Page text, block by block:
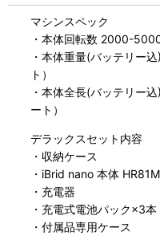
マシンスペック
・本体回転数 2000-
・本体重量(バッテリー
ト）
・本体全長(バッテリー
ート）
デラックスセット内容
・収納ケース
・iBrid nano 本体
・充電器
・充電式電池パック×3本
・付属品専用ケース